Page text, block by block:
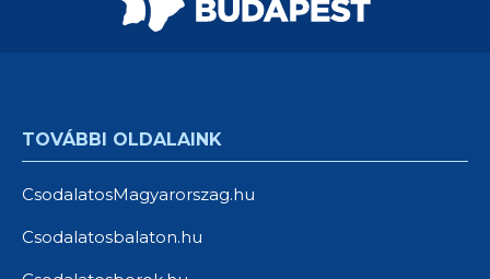
TOVÁBBI OLDALAINK
CsodalatosMagyarorszag.hu
Csodalatosbalaton.hu